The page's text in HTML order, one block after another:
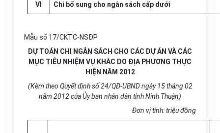
VI Chi bổ sung cho ngân sách cấp dưới
Mẫu số 17/CKTC-NSĐP
DỰ TOÁN CHI NGÂN SÁCH CHO CÁC DỰ ÁN VÀ CÁC
MỤC TIÊU NHIỆM VỤ KHÁC DO ĐỊA PHƯƠNG THỰC
HIỆN NĂM 2012
(Kèm theo Quyết định số 24/QĐ-UBND ngày 15 tháng 02
năm 2012 của Ủy ban nhân dân tỉnh Ninh Thuận)
Đơn vị tính: triệu đồng